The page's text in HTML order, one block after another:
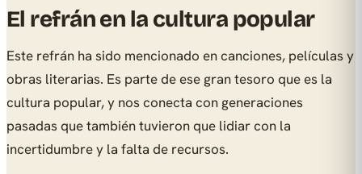
El refrán en la cultura popular
Este refrán ha sido mencionado en canciones, películas y
obras literarias. Es parte de ese gran tesoro que es la
cultura popular, y nos conecta con generaciones
pasadas que también tuvieron que lidiar con la
incertidumbre y la falta de recursos.